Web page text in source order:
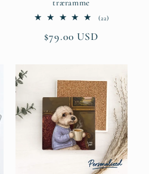
træramme
(22)22
Normalpris
$79.00 USD